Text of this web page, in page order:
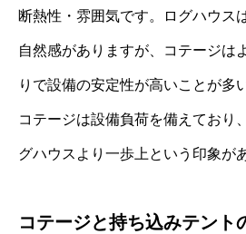
断熱性・雰囲気です。ログハウス
自然感がありますが、コテージは
りで設備の安定性が高いことが多
コテージは設備負荷を備えており
グハウスより一歩上という印象が
コテージと持ち込みテント